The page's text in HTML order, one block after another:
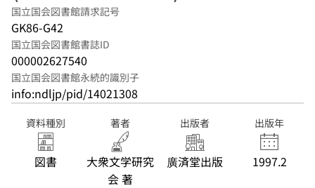
国立国会図書館請求記号
GK86-G42
国立国会図書館書誌ID
000002627540
国立国会図書館永続的識別子
info:ndljp/pid/14021308
資料種別
図書
著者
大衆文学研究
会 著
出版者
廣済堂出版
出版年
1997.2